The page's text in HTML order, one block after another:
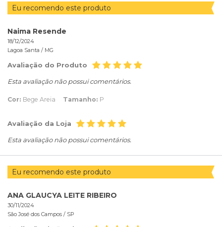
Eu recomendo este produto
Naima Resende
18/12/2024
Lagoa Santa / MG
Avaliação do Produto
Esta avaliação não possui comentários.
Cor: Bege Areia Tamanho: P
Avaliação da Loja
Esta avaliação não possui comentários.
Eu recomendo este produto
ANA GLAUCYA LEITE RIBEIRO
30/11/2024
São José dos Campos / SP